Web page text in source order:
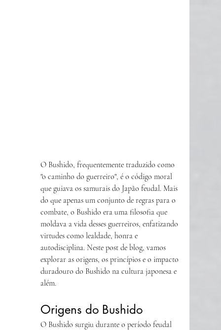
O Bushido, frequentemente traduzido como
"o caminho do guerreiro", é o código moral
que guiava os samurais do Japão feudal. Mais
do que apenas um conjunto de regras para o
combate, o Bushido era uma filosofia que
moldava a vida desses guerreiros, enfatizando
virtudes como lealdade, honra e
autodisciplina. Neste post de blog, vamos
explorar as origens, os princípios e o impacto
duradouro do Bushido na cultura japonesa e
além.
Origens do Bushido
O Bushido surgiu durante o período feudal